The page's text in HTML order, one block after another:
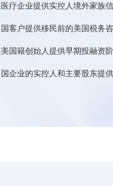
疗企业提供实控人境外家族
客户提供移民前的美国税务
国籍创始人提供早期投融资
企业的实控人和主要股东提